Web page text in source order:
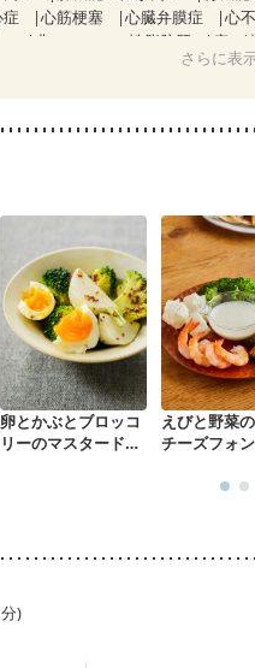
心筋梗塞 心臓弁膜症 心
非アルコール性脂肪肝 痔
糖尿病性腎
る（初期）
妊婦健診・血圧が
さらに表
卵とかぶとブロッコ
リーのマスタードサ
えびと野菜
チーズフォ
)